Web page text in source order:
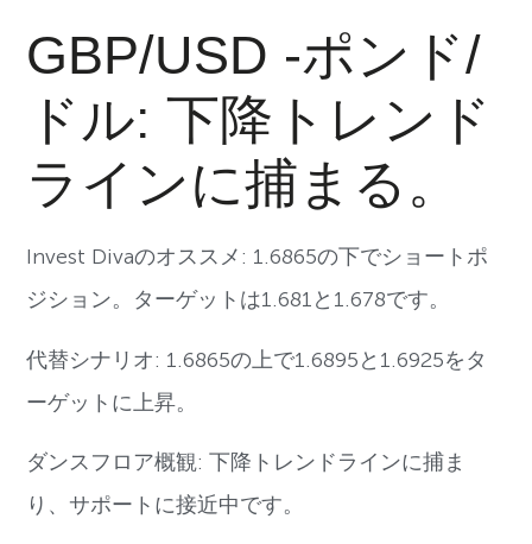
GBP/USD -ポンド/
ドル: 下降トレンド
ラインに捕まる。
Invest Divaのオススメ: 1.6865の下でショートポ
ジション。ターゲットは1.681と1.678です。
代替シナリオ: 1.6865の上で1.6895と1.6925をタ
ーゲットに上昇。
ダンスフロア概観: 下降トレンドラインに捕ま
り、サポートに接近中です。